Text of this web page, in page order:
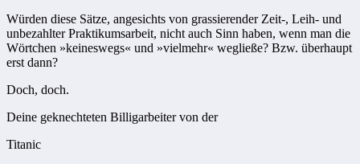
Würden diese Sätze, angesichts von grassierender Zeit-, Leih- und
unbezahlter Praktikumsarbeit, nicht auch Sinn haben, wenn man die
Wörtchen »keineswegs« und »vielmehr« wegließe? Bzw. überhaupt
erst dann?
Doch, doch.
Deine geknechteten Billigarbeiter von der
Titanic